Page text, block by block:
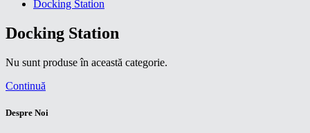
Docking Station
Docking Station
Nu sunt produse în această categorie.
Continuă
Despre Noi